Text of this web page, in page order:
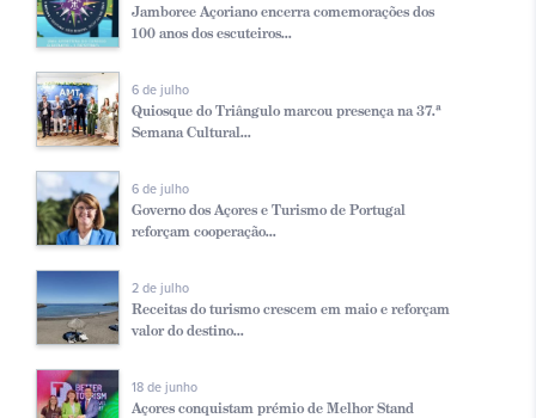
Jamboree Açoriano encerra comemorações dos
100 anos dos escuteiros...
6 de julho
Quiosque do Triângulo marcou presença na 37.ª
Semana Cultural...
6 de julho
Governo dos Açores e Turismo de Portugal
reforçam cooperação...
2 de julho
Receitas do turismo crescem em maio e reforçam
valor do destino...
18 de junho
Açores conquistam prémio de Melhor Stand